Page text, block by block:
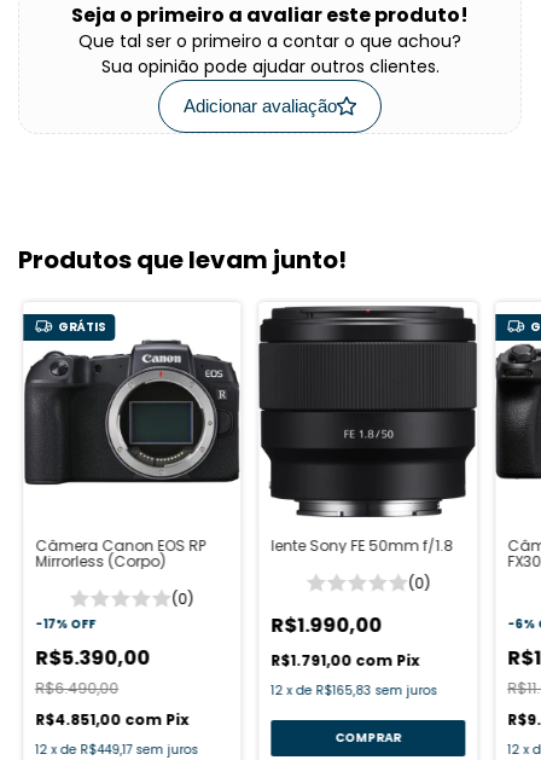
Seja o primeiro a avaliar este produto!
Que tal ser o primeiro a contar o que achou?
Sua opinião pode ajudar outros clientes.
Adicionar avaliação
Produtos que levam junto!
GRÁTIS
Câmera Canon EOS RP
Mirrorless (Corpo)
(0)
-17% OFF
R$5.390,00
R$6.490,00
R$4.851,00 com Pix
12 xde R$449,17 sem juros
lente Sony FE 50mm f/1.8
(0)
R$1.990,00
R$1.791,00 com Pix
12 xde R$165,83 sem juros
-6%
12 x